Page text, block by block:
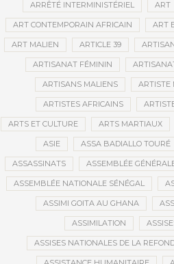
ARRÊTÉ INTERMINISTÉRIEL ART
ART CONTEMPORAIN AFRICAIN ART
ART MALIEN ARTICLE 39
ARTISANAT FÉMININ
ARTISANS MALIENS ARTISTE
ARTISTES AFRICAINS
ARTS ET CULTURE ARTS MARTIAUX
ASIE ASSA BADIALLO TOURÉ
ASSASSINATS ASSEMBLÉE
ASSEMBLÉE NATIONALE SÉNÉGAL
ASSIMI GOITA AU GHANA
ASSIMILATION
ASSISES NATIONALES DE LA